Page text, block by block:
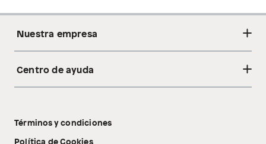
Nuestra empresa
Acerca de nosotros
Tecnología Pillow Walk
Centro de ayuda
Libro de reclamaciones
Términos y condiciones
Política de Cookies